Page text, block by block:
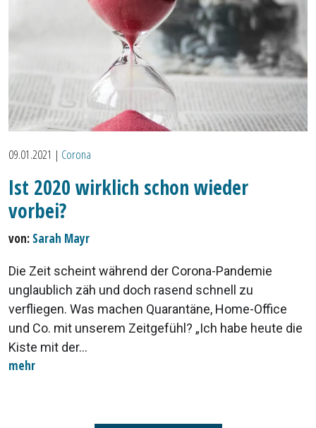
09.01.2021 | Corona
Ist 2020 wirklich schon wieder
vorbei?
von: Sarah Mayr
Die Zeit scheint während der Corona-Pandemie
unglaublich zäh und doch rasend schnell zu
verfliegen. Was machen Quarantäne, Home-Office
und Co. mit unserem Zeitgefühl? „Ich habe heute die
Kiste mit der...
mehr